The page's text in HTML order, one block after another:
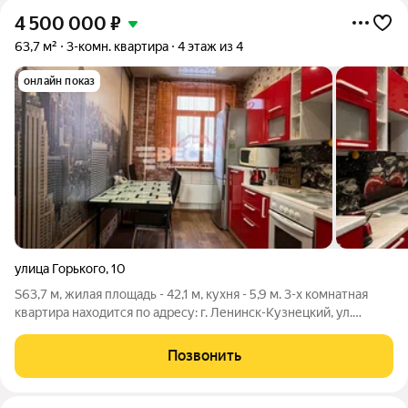
4 500 000 ₽
63,7 м² 3-комн. квартира 4 этаж из 4
онлайн показ
улица Горького,10
S63,7 м, жилая площадь - 42,1 м, кухня - 5,9 м. 3-х комнатная
квартира находится по адресу: г. Ленинск-Кузнецкий, ул.
постройки, в районе Пионерского парка. Квартира не угловая,
теплая и
Позвонить